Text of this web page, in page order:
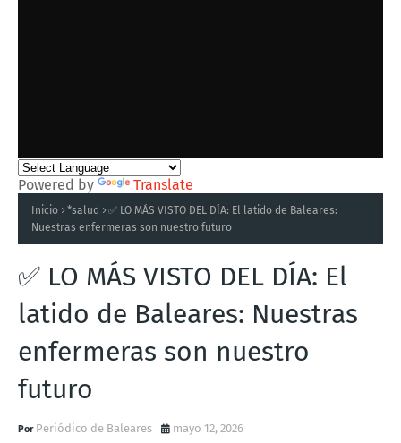
Powered by Translate
Inicio *salud
✅ LO MÁS VISTO DEL DÍA: El latido de Baleares:
Nuestras enfermeras son nuestro futuro
✅ LO MÁS VISTO DEL DÍA: El
latido de Baleares: Nuestras
enfermeras son nuestro
futuro
Periódico de Baleares mayo 12, 2026